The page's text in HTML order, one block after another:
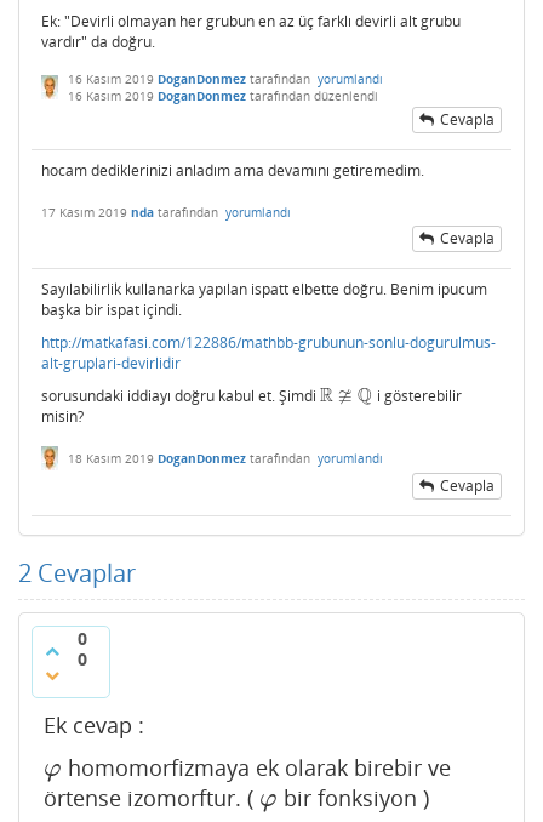
Ek: "Devirli olmayan her grubun en az üç farklı devirli alt grubu
vardır" da doğru.
16 Kasım 2019 DoganDonmez tarafından yorumlandı
16 Kasım 2019 DoganDonmez tarafından düzenlendi
Cevapla
hocam dediklerinizi anladım ama devamını getiremedim.
17 Kasım 2019 nda tarafından yorumlandı
Cevapla
Sayılabilirlik kullanarka yapılan ispatt elbette doğru. Benim ipucum
başka bir ispat içindi.
http://matkafasi.com/122886/mathbb-grubunun-sonlu-dogurulmus-
alt-gruplari-devirlidir
sorusundaki iddiayı doğru kabul et. Şimdi R≆ Q
R≇Q
i gösterebilir
misin?
18 Kasım 2019 DoganDonmez tarafından yorumlandı
Cevapla
2 Cevaplar
0
0
Ek cevap :
φ
φ homomorfizmaya ek olarak birebir ve
örtense izomorftur. ( φ
φ bir fonksiyon )